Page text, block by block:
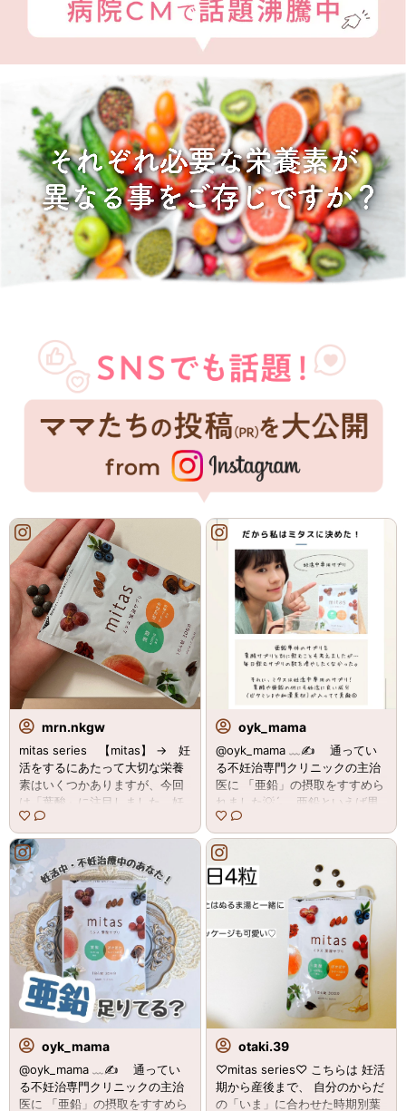
mrn.nkgw
mitas series 【mitas】 → 妊
活をするにあたって大切な栄養
素はいくつかありますが、今回
は「葉酸」に注目しました。妊
娠初期は、お腹の中の赤ちゃん
の脳や脊髄の基となる神経管が
作られる時期であり、たくさん
の葉酸が必要になるのをご存じ
の方も多いかと思います。 →
食生活で栄養素を摂取するのは
大切なことですが、体調によっ
ては食欲がなくて摂取が難しい
こともあるかと思います。ま
た、色々と調べていくうちに天
然葉酸と合成葉酸（サプリ）の
吸収率を比較すると、天然葉酸
は吸収率が安定していないとい
うことを知りました。安定的に
ントで問題ないようです。 →
「mitas 葉酸サプリ」は、小さ
oyk_mama
@oyk_mama ﹏✍ ⁡⁡⁡⁡⁡⁡ ⁡ ⁡⁡ 通ってい
る不妊治専門クリニックの主治
医に⁡⁡ 「亜鉛」の摂取をすすめら
れました💡ˊ˗⁡⁡ ⁡⁡ ⁡⁡ ⁡⁡ 亜鉛といえば男
性不妊に効果的！ …というイメ
ージが強かったんだけど🙏 女性
の妊活にも欠かせないそう😮 ⁡⁡
妊活専用葉酸サプリ⁡⁡ 【 mitas
−ミタス− 】は亜鉛も3mg配合
♪ ⁡⁡ ⁡⁡ ⁡⁡ 亜鉛以外にもビタミンDや温
活成分など 妊活に役立つ成分が
てんこもり🙆⁡⁡ ⁡⁡ 普通の葉酸サプ
リより価格が高めですが サプリ
の種類が増えると費用がかさむ
し 飲むのも億劫になるので🥺
ミタスだけ！でOKって考えたら
むしろ コスパも良いと思います
🙋💗 ⁡⁡⁡ ⁡⁡⁡ ⁡⁡ ⁡⁡ ━━━━━━ ∙ʚ ɞ∙ ━━
1000円OFFクーポンコード
「 oyk0423 」 公式
oyk_mama
@oyk_mama ﹏✍ ⁡⁡⁡⁡⁡⁡ ⁡ ⁡⁡ 通ってい
る不妊治専門クリニックの主治
医に⁡⁡ 「亜鉛」の摂取をすすめら
otaki.39
♡mitas series♡ こちらは 妊活
期から産後まで、 自分のからだ
の「いま」に合わせた時期別葉